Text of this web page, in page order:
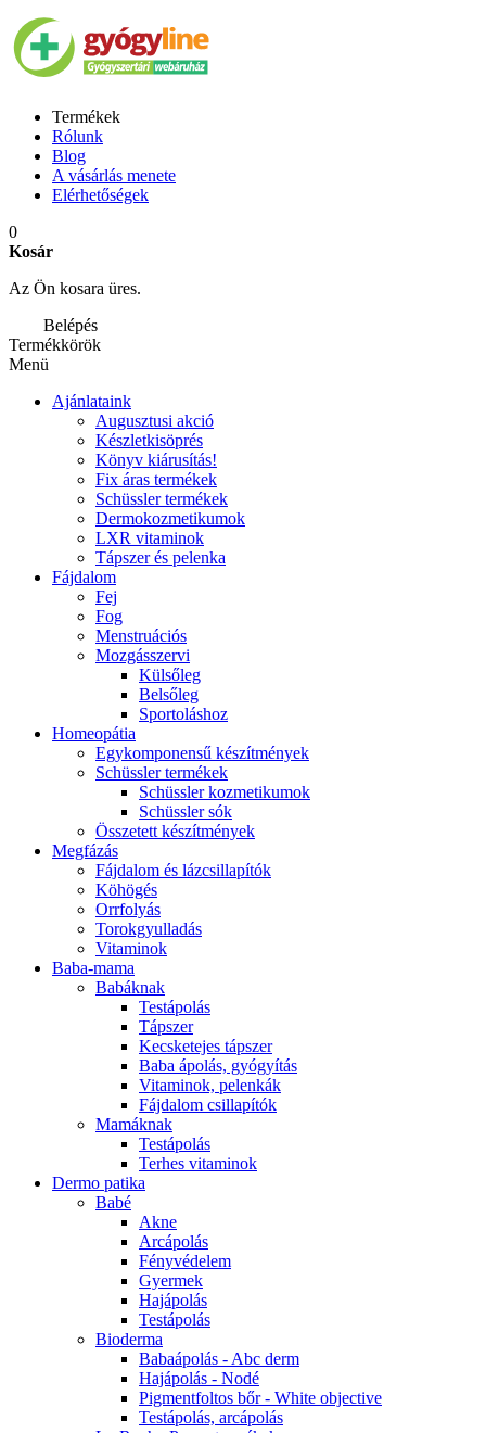
Termékek
Rólunk
Blog
A vásárlás menete
Elérhetőségek
0
Kosár
Az Ön kosara üres.
Belépés
Termékkörök
Menü
Ajánlataink
Augusztusi akció
Készletkisöprés
Könyv kiárusítás!
Fix áras termékek
Schüssler termékek
Dermokozmetikumok
LXR vitaminok
Tápszer és pelenka
Fájdalom
Fej
Fog
Menstruációs
Mozgásszervi
Külsőleg
Belsőleg
Sportoláshoz
Homeopátia
Egykomponensű készítmények
Schüssler termékek
Schüssler kozmetikumok
Schüssler sók
Összetett készítmények
Megfázás
Fájdalom és lázcsillapítók
Köhögés
Orrfolyás
Torokgyulladás
Vitaminok
Baba-mama
Babáknak
Testápolás
Tápszer
Kecsketejes tápszer
Baba ápolás, gyógyítás
Vitaminok, pelenkák
Fájdalom csillapítók
Mamáknak
Testápolás
Terhes vitaminok
Dermo patika
Babé
Akne
Arcápolás
Fényvédelem
Gyermek
Hajápolás
Testápolás
Bioderma
Babaápolás - Abc derm
Hajápolás - Nodé
Pigmentfoltos bőr - White objective
Testápolás, arcápolás